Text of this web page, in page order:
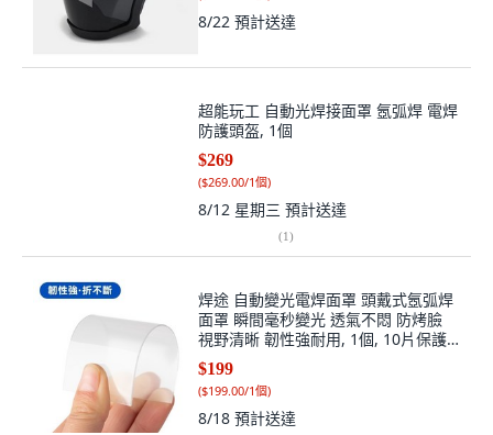
8/22 預計送達
超能玩工 自動光焊接面罩 氬弧焊 電焊
防護頭盔, 1個
$269
($269.00/1個)
8/12 星期三 預計送達
(1)
焊途 自動變光電焊面罩 頭戴式氬弧焊
面罩 瞬間毫秒變光 透氣不悶 防烤臉
視野清晰 韌性強耐用, 1個, 10片保護
片
$199
($199.00/1個)
8/18 預計送達